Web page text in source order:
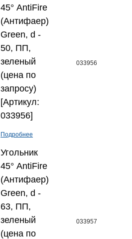
45° AntiFire
(Антифаер)
Green, d -
50, ПП,
зеленый
(цена по
запросу)
[Артикул:
033956]
Подробнее
033956
Угольник
45° AntiFire
(Антифаер)
Green, d -
63, ПП,
зеленый
(цена по
033957